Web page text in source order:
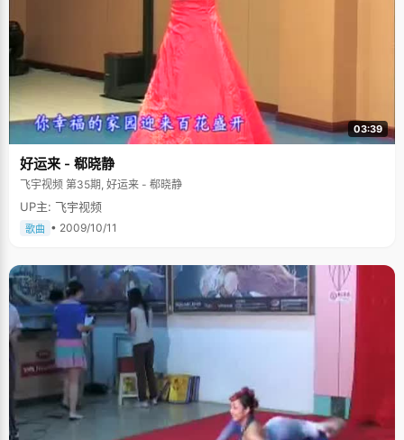
03:39
好运来 - 郗晓静
飞宇视频 第35期, 好运来 - 郗晓静
UP主: 飞宇视频
歌曲 • 2009/10/11